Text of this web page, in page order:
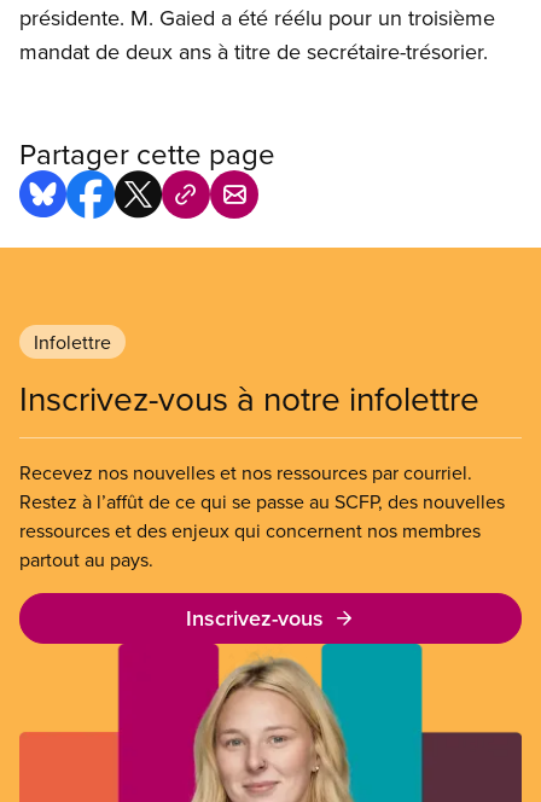
présidente. M. Gaied a été réélu pour un troisième
mandat de deux ans à titre de secrétaire-trésorier.
Partager cette page
Infolettre
Inscrivez-vous à notre infolettre
Recevez nos nouvelles et nos ressources par courriel.
Restez à l’affût de ce qui se passe au SCFP, des nouvelles
ressources et des enjeux qui concernent nos membres
partout au pays.
Inscrivez-vous